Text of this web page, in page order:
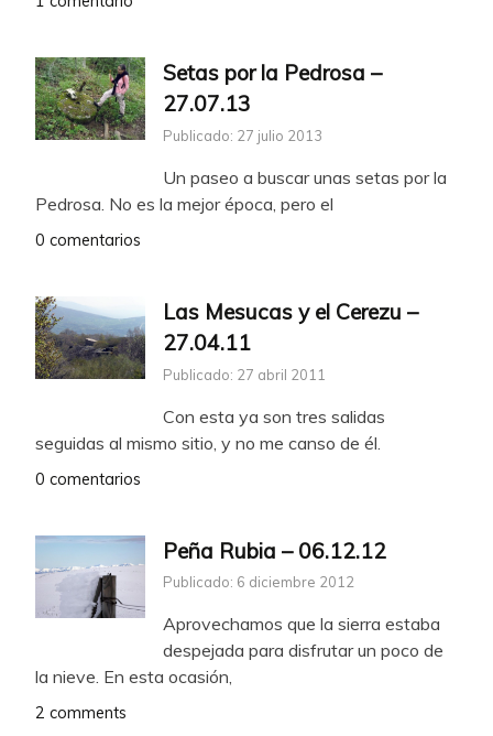
Setas por la Pedrosa –
27.07.13
Publicado: 27 julio 2013
Un paseo a buscar unas setas por la
Pedrosa. No es la mejor época, pero el
0 comentarios
Las Mesucas y el Cerezu –
27.04.11
Publicado: 27 abril 2011
Con esta ya son tres salidas
seguidas al mismo sitio, y no me canso de él.
0 comentarios
Peña Rubia – 06.12.12
Publicado: 6 diciembre 2012
Aprovechamos que la sierra estaba
despejada para disfrutar un poco de
la nieve. En esta ocasión,
2 comments